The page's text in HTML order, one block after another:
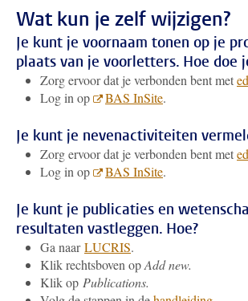
Wat kun je zelf wijzigen?
Je kunt je voornaam tonen op je
plaats van je voorletters. Hoe doe
Zorg ervoor dat je verbonden bent met
Log in op
BAS InSite.
Je kunt je nevenactiviteiten
Zorg ervoor dat je verbonden bent met
Log in op
BAS InSite.
Je kunt je publicaties en
resultaten vastleggen. Hoe?
Ga naarLUCRIS.
Klik rechtsboven opAdd new.
Klik op Publications.